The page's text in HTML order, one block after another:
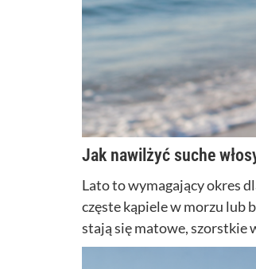
Jak nawilżyć suche
Lato to wymagający okres
częste kąpiele w morzu lub
stają się matowe, szorstkie